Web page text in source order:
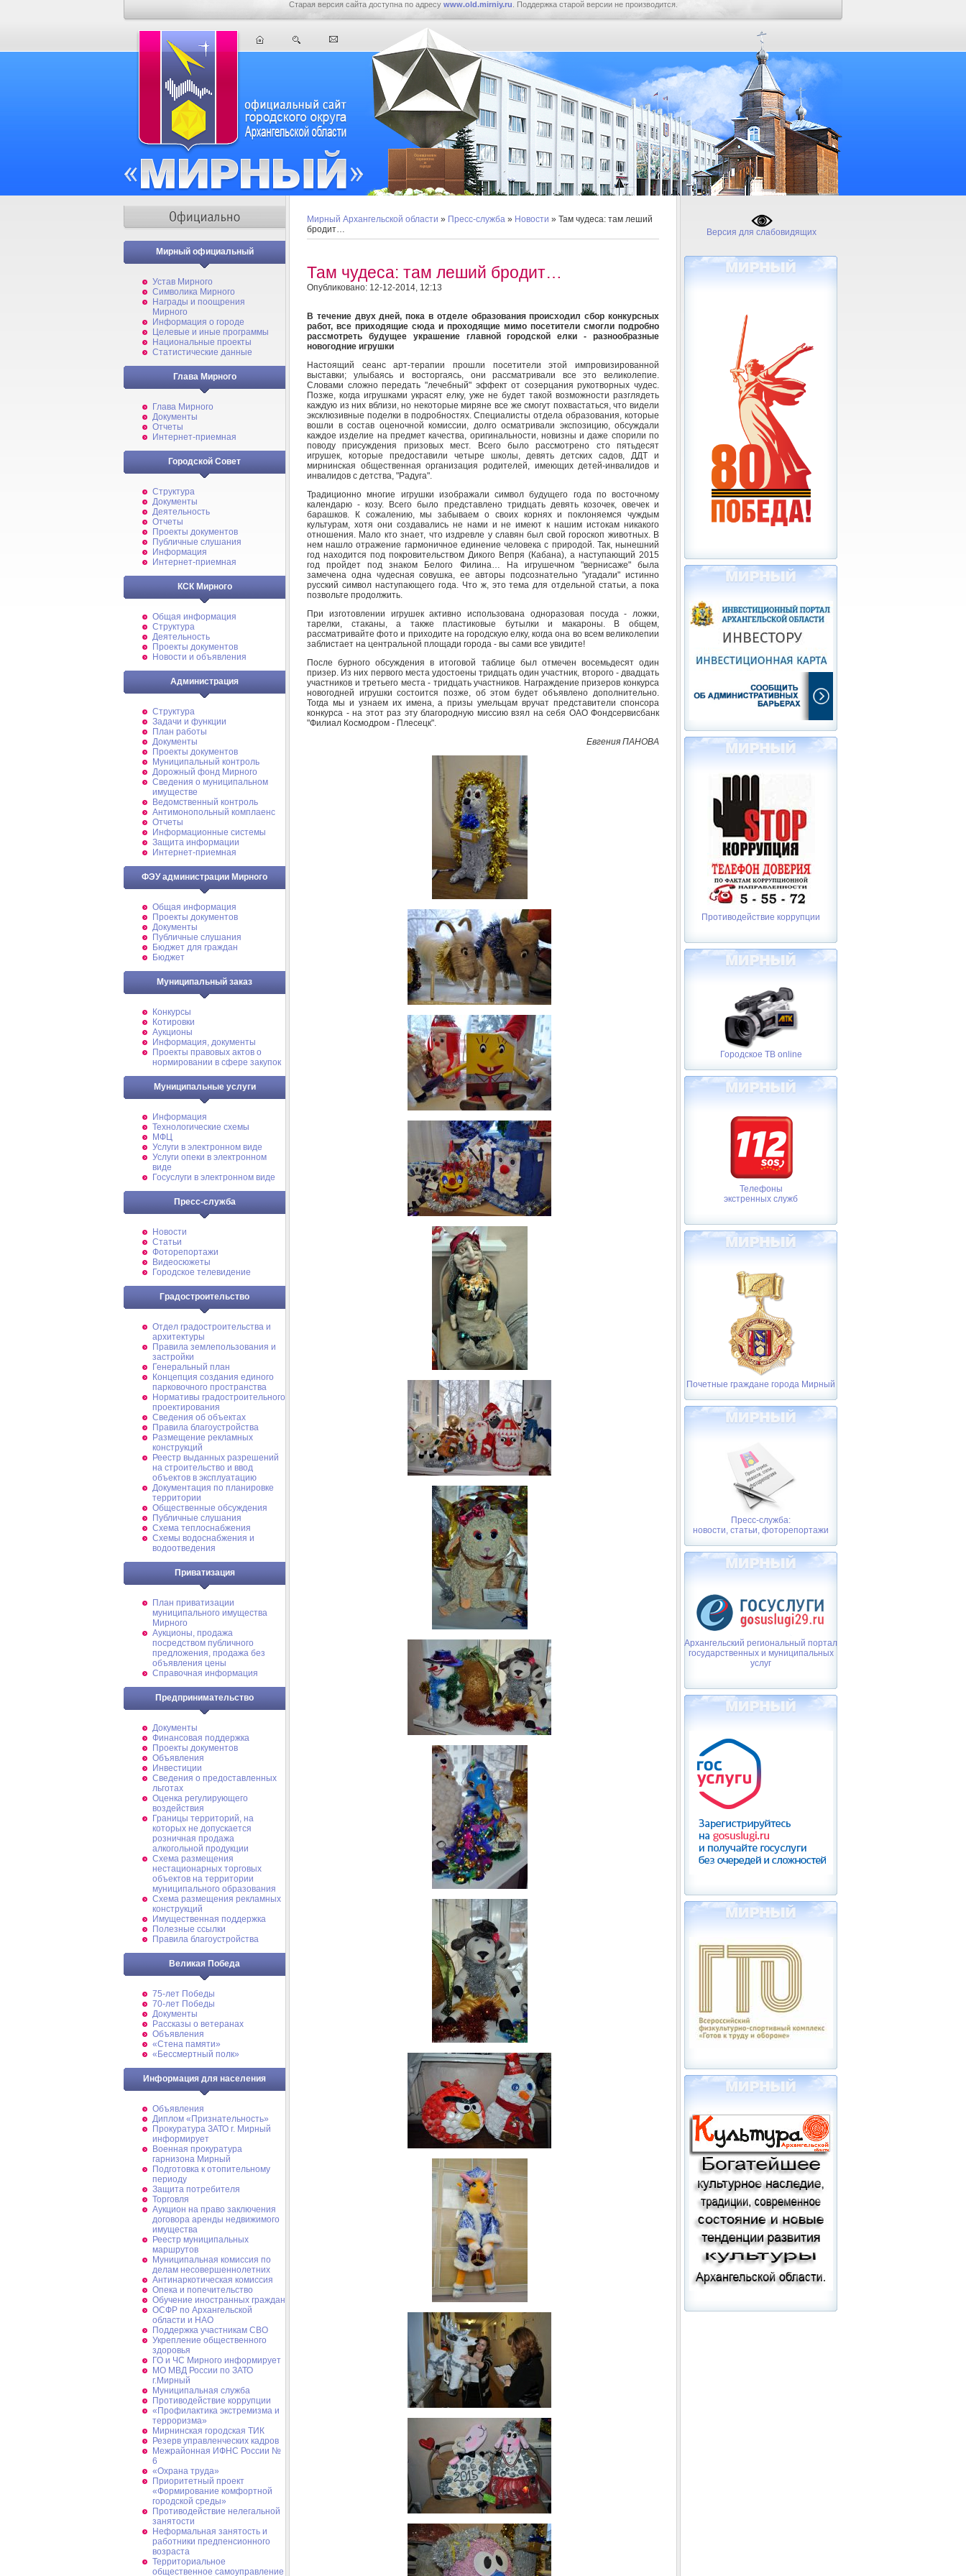
Старая версия сайта доступна по адресу www.old.mirniy.ru . Поддержка старой версии не производится.
Мирный официальный
Устав Мирного
Символика Мирного
Награды и поощрения
Мирного
Информация о городе
Целевые и иные программы
Национальные проекты
Статистические данные
Глава Мирного
Глава Мирного
Документы
Отчеты
Интернет-приемная
Городской Совет
Структура
Документы
Деятельность
Отчеты
Проекты документов
Публичные слушания
Информация
Интернет-приемная
КСК Мирного
Общая информация
Структура
Деятельность
Проекты документов
Новости и объявления
Администрация
Структура
Задачи и функции
План работы
Документы
Проекты документов
Муниципальный контроль
Дорожный фонд Мирного
Cведения о муниципальном
имуществе
Ведомственный контроль
Антимонопольный комплаенс
Отчеты
Информационные системы
Защита информации
Интернет-приемная
ФЭУ администрации Мирного
Общая информация
Проекты документов
Документы
Публичные слушания
Бюджет для граждан
Бюджет
Муниципальный заказ
Конкурсы
Котировки
Аукционы
Информация, документы
Проекты правовых актов о
нормировании в сфере закупок
Муниципальные услуги
Информация
Технологические схемы
МФЦ
Услуги в электронном виде
Услуги опеки в электронном
виде
Госуслуги в электронном виде
Пресс-служба
Новости
Статьи
Фоторепортажи
Видеосюжеты
Городское телевидение
Градостроительство
Отдел градостроительства и
архитектуры
Правила землепользования и
застройки
Генеральный план
Концепция создания единого
парковочного пространства
Нормативы градостроительного
проектирования
Сведения об объектах
Правила благоустройства
Размещение рекламных
конструкций
Реестр выданных разрешений
на строительство и ввод
объектов в эксплуатацию
Документация по планировке
территории
Общественные обсуждения
Публичные слушания
Схема теплоснабжения
Схемы водоснабжения и
водоотведения
Приватизация
План приватизации
муниципального имущества
Мирного
Аукционы, продажа
посредством публичного
предложения, продажа без
объявления цены
Справочная информация
Предпринимательство
Документы
Финансовая поддержка
Проекты документов
Объявления
Инвестиции
Сведения о предоставленных
льготах
Оценка регулирующего
воздействия
Границы территорий, на
которых не допускается
розничная продажа
алкогольной продукции
Схема размещения
нестационарных торговых
объектов на территории
муниципального образования
Схема размещения рекламных
конструкций
Имущественная поддержка
Полезные ссылки
Правила благоустройства
Великая Победа
75-лет Победы
70-лет Победы
Документы
Рассказы о ветеранах
Объявления
«Стена памяти»
«Бессмертный полк»
Информация для населения
Объявления
Диплом «Признательность»
Прокуратура ЗАТО г. Мирный
информирует
Военная прокуратура
гарнизона Мирный
Подготовка к отопительному
периоду
Защита потребителя
Торговля
Аукцион на право заключения
договора аренды недвижимого
имущества
Реестр муниципальных
маршрутов
Муниципальная комиссия по
делам несовершеннолетних
Антинаркотическая комиссия
Опека и попечительство
Обучение иностранных граждан
ОСФР по Архангельской
области и НАО
Поддержка участникам СВО
Укрепление общественного
здоровья
ГО и ЧС Мирного информирует
МО МВД России по ЗАТО
г.Мирный
Муниципальная cлужба
Противодействие коррупции
«Профилактика экстремизма и
терроризма»
Мирнинская городская ТИК
Резерв управленческих кадров
Межрайонная ИФНС России №
6
«Охрана труда»
Приоритетный проект
«Формирование комфортной
городской среды»
Противодействие нелегальной
занятости
Неформальная занятость и
работники предпенсионного
возраста
Территориальное
общественное самоуправление
Мирный Архангельской области » Пресс-служба » Новости » Там чудеса: там леший
бродит…
Там чудеса: там леший бродит…
Опубликовано: 12-12-2014, 12:13
В течение двух дней, пока в отделе образования происходил сбор конкурсных
работ, все приходящие сюда и проходящие мимо посетители смогли подробно
рассмотреть будущее украшение главной городской елки - разнообразные
новогодние игрушки
Настоящий сеанс арт-терапии прошли посетители этой импровизированной
выставки; улыбаясь и восторгаясь, они рассматривали все это великолепие.
Словами сложно передать "лечебный" эффект от созерцания рукотворных чудес.
Позже, когда игрушками украсят елку, уже не будет такой возможности разглядеть
каждую из них вблизи, но некоторые миряне все же смогут похвастаться, что видели
эксклюзивные поделки в подробностях. Специалисты отдела образования, которые
вошли в состав оценочной комиссии, долго осматривали экспозицию, обсуждали
каждое изделие на предмет качества, оригинальности, новизны и даже спорили по
поводу присуждения призовых мест. Всего было рассмотрено сто пятьдесят
игрушек, которые предоставили четыре школы, девять детских садов, ДДТ и
мирнинская общественная организация родителей, имеющих детей-инвалидов и
инвалидов с детства, "Радуга".
Традиционно многие игрушки изображали символ будущего года по восточному
календарю - козу. Всего было представлено тридцать девять козочек, овечек и
барашков. К сожалению, мы забываем о своих корнях и поклоняемся чуждым
культурам, хотя они создавались не нами и не имеют к нашим истокам никакого
отношения. Мало кто знает, что издревле у славян был свой гороскоп животных. В
нем нашло отражение гармоничное единение человека с природой. Так, нынешний
год находится под покровительством Дикого Вепря (Кабана), а наступающий 2015
год пройдет под знаком Белого Филина… На игрушечном "вернисаже" была
замечена одна чудесная совушка, ее авторы подсознательно "угадали" истинно
русский символ наступающего года. Что ж, это тема для отдельной статьи, а пока
позвольте продолжить.
При изготовлении игрушек активно использована одноразовая посуда - ложки,
тарелки, стаканы, а также пластиковые бутылки и макароны. В общем,
рассматривайте фото и приходите на городскую елку, когда она во всем великолепии
заблистает на центральной площади города - вы сами все увидите!
После бурного обсуждения в итоговой таблице был отмечен восемьдесят один
призер. Из них первого места удостоены тридцать один участник, второго - двадцать
участников и третьего места - тридцать участников. Награждение призеров конкурса
новогодней игрушки состоится позже, об этом будет объявлено дополнительно.
Тогда мы и узнаем их имена, а призы умельцам вручат представители спонсора
конкурса - на этот раз эту благородную миссию взял на себя ОАО Фондсервисбанк
"Филиал Космодром - Плесецк".
Евгения ПАНОВА
Версия для слабовидящих
Противодействие коррупции
Городское ТВ online
Телефоны
экстренных служб
Почетные граждане города Мирный
Пресс-служба:
новости, статьи, фоторепортажи
Архангельский региональный портал
государственных и муниципальных
услуг